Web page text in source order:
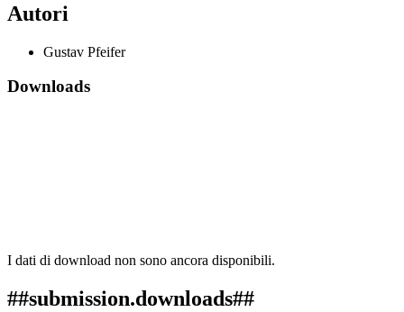
Autori
Gustav Pfeifer
Downloads
I dati di download non sono ancora disponibili.
##submission.downloads##